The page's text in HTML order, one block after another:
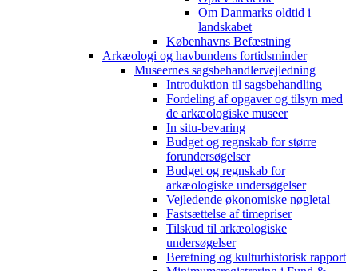
Om Danmarks oldtid i
landskabet
Københavns Befæstning
Arkæologi og havbundens fortidsminder
Museernes sagsbehandlervejledning
Introduktion til sagsbehandling
Fordeling af opgaver og tilsyn med
de arkæologiske museer
In situ-bevaring
Budget og regnskab for større
forundersøgelser
Budget og regnskab for
arkæologiske undersøgelser
Vejledende økonomiske nøgletal
Fastsættelse af timepriser
Tilskud til arkæologiske
undersøgelser
Beretning og kulturhistorisk rapport